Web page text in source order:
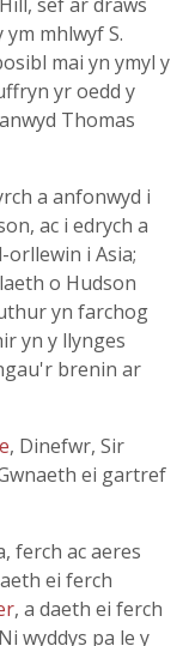
mhlwyf S.
mai yn ymyl y
yr oedd y
Thomas
a anfonwyd i
ac i edrych a
i Asia;
o Hudson
yn farchog
yn y llynges
brenin ar
, Dinefwr, Sir
ei gartref
ferch ac aeres
ei ferch
, a daeth ei ferch
wyddys pa le y